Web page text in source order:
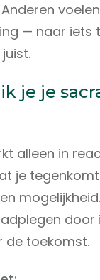
— naar iets
je je
alleen in
je
door
de toekomst.